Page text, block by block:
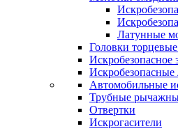
Латунные
Головки
Искробезопасное
Искробезопасные
Автомобильные
Трубные
Отвертки
Искрогасители